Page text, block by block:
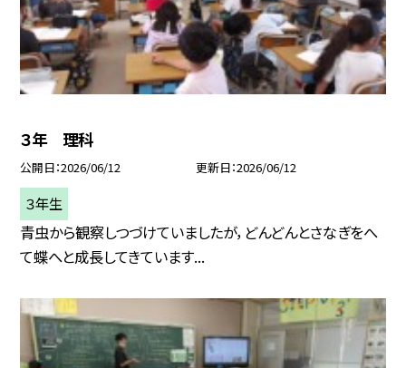
３年 理科
公開日 2026/06/12 更新日 2026/06/12
３年生
青虫から観察しつづけていましたが，どんどんとさなぎをへ
て蝶へと成長してきています...